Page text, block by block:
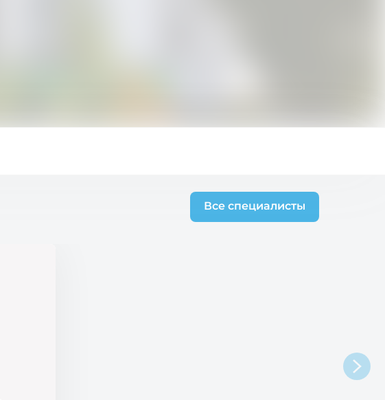
Все специалисты